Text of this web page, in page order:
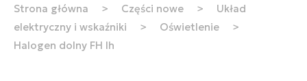
Strona główna > Części nowe >
Układ
elektryczny i wskaźniki
> Oświetlenie
>
Halogen dolny FH lh